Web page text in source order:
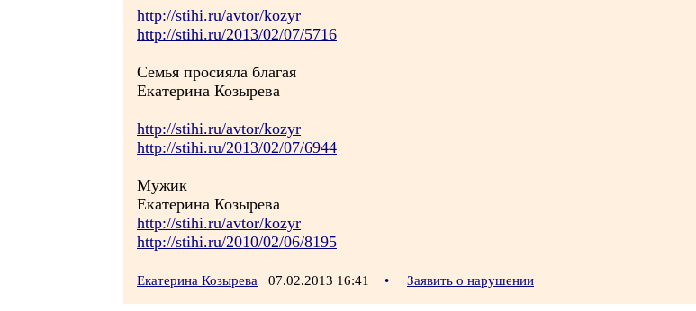
http://stihi.ru/avtor/kozyr
http://stihi.ru/2013/02/07/5716
Семья просияла благая
Екатерина Козырева
http://stihi.ru/avtor/kozyr
http://stihi.ru/2013/02/07/6944
Мужик
Екатерина Козырева
http://stihi.ru/avtor/kozyr
http://stihi.ru/2010/02/06/8195
Екатерина Козырева 07.02.2013 16:41 • Заявить о нарушении